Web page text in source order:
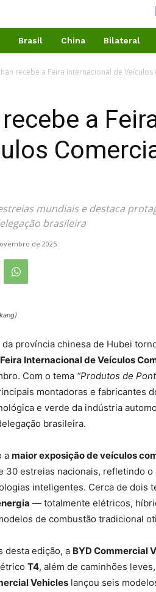
Brasil China Bilateral
recebe a Feira Internacional de
a
mundiais e destaca
brasileira
de 2025
província chinesa de Hubei
Feira Internacional de Veículos
Com o tema “Produtos de
montadoras e fabricantes
e verde da indústria
brasileira.
a maior exposição de veículos
30 estreias nacionais, refletindo o
inteligentes. Cerca de dois
— totalmente elétricos,
de combustão tradicional
desta edição, a BYD Commercial
T4, além de caminhões
Vehicles lançou seis